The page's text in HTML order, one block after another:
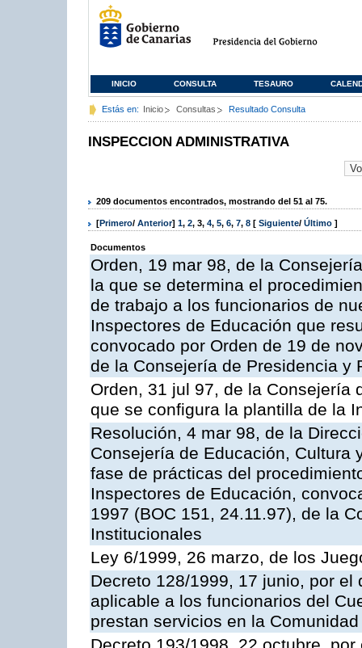
INICIO CONSULTA TESAURO
Estás en: Inicio Consultas Resultado Consulta
INSPECCION ADMINISTRATIVA
209 documentos encontrados, mostrando del 51 al 75.
[Primero/ Anterior] 1, 2, 3, 4, 5, 6, 7, 8 [ Siguiente/ Último ]
Documentos
Orden, 19 mar 98, de la
la que se determina el
de trabajo a los funcionarios de
Inspectores de Educación que
convocado por Orden de 19 de
de la Consejería de Presidencia y
Orden, 31 jul 97, de la Consejería
que se configura la plantilla de la
Resolución, 4 mar 98, de la
Consejería de Educación, Cultura
fase de prácticas del
Inspectores de Educación,
1997 (BOC 151, 24.11.97), de la
Institucionales
Ley 6/1999, 26 marzo, de los
Decreto 128/1999, 17 junio, por
aplicable a los funcionarios del
prestan servicios en la